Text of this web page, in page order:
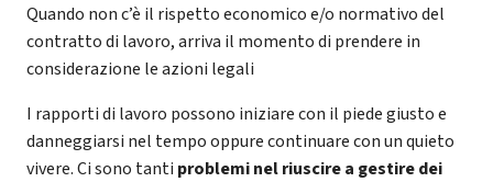
Quando non c’è il rispetto economico e/o normativo del
contratto di lavoro, arriva il momento di prendere in
considerazione le azioni legali
I rapporti di lavoro possono iniziare con il piede giusto e
danneggiarsi nel tempo oppure continuare con un quieto
vivere. Ci sono tanti problemi nel riuscire a gestire dei